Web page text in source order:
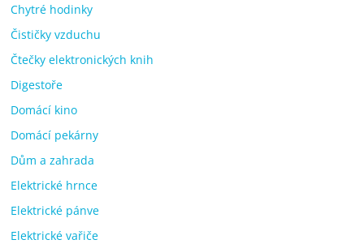
Chytré hodinky
Čističky vzduchu
Čtečky elektronických knih
Digestoře
Domácí kino
Domácí pekárny
Dům a zahrada
Elektrické hrnce
Elektrické pánve
Elektrické vařiče